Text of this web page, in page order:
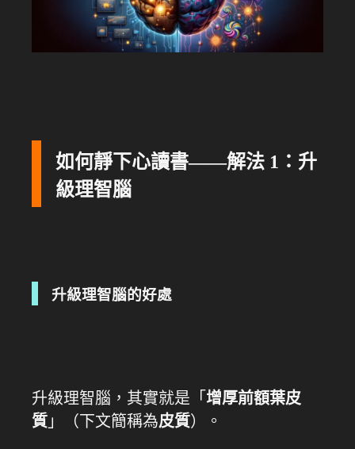
如何靜下心讀書——解法 1：升
級理智腦
升級理智腦的好處
升級理智腦，其實就是「 增厚前額葉皮
質 」（下文簡稱為皮質）。